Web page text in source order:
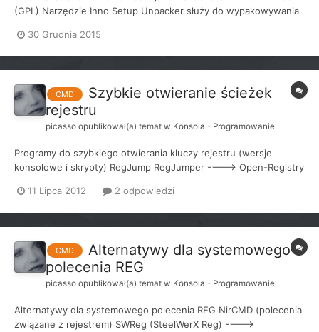
(GPL) Narzędzie Inno Setup Unpacker służy do wypakowywania
skryptów instalacyjnych. Nie wymaga instalacji. Jest to jakaś
alternatywa dla innych programów wypa...
30 Grudnia 2015
CMD
Szybkie otwieranie ścieżek
rejestru
picasso opublikował(a) temat w Konsola - Programowanie
Programy do szybkiego otwierania kluczy rejestru (wersje
konsolowe i skrypty) RegJump RegJumper ----> Open-Registry
RegNav (skrypt VBS) Powiązane wątki: ----> Wersje z
graficznym interfej...
11 Lipca 2012 2 odpowiedzi
CMD
Alternatywy dla systemowego
polecenia REG
picasso opublikował(a) temat w Konsola - Programowanie
Alternatywy dla systemowego polecenia REG NirCMD (polecenia
związane z rejestrem) SWReg (SteelWerX Reg) ---->